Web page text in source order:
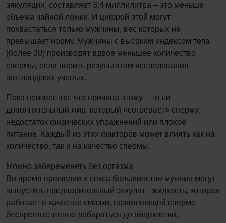
эякуляции, составляет 3.4 миллилитра – это меньше
объема чайной ложки. И цифрой этой могут
похвастаться только мужчины, вес которых не
превышает норму. Мужчины с высоким индексом тела
(более 30) производят вдвое меньшее количество
спермы, если верить результатам исследования
шотландских ученых.
Пока неизвестно, что причина этому – то ли
дополнительный жир, который «согревает» сперму;
недостаток физических упражнений или плохое
питание. Каждый из этих факторов может влиять как на
количество, так и на качество спермы.
Можно забеременеть без оргазма
Во время прелюдии и секса большинство мужчин могут
выпустить предварительный эякулят - жидкость, которая
работает в качестве смазки, позволяющей сперме
беспрепятственно добираться до яйцеклетки.